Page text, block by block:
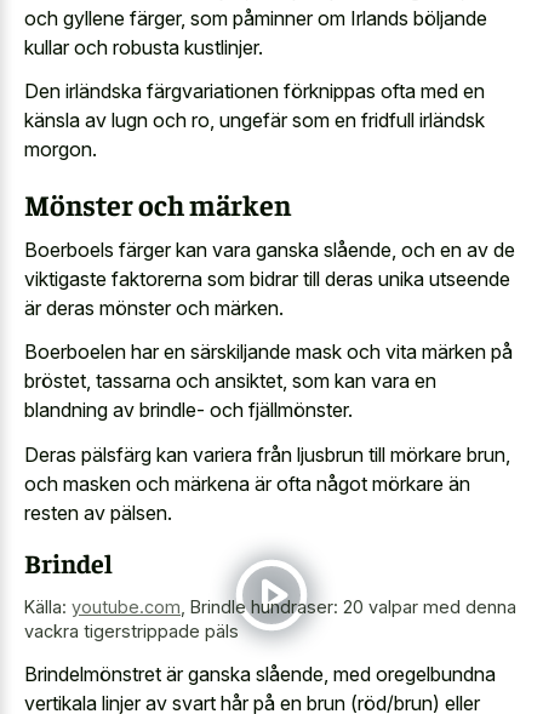
och gyllene färger, som påminner om Irlands böljande
kullar och robusta kustlinjer.
Den irländska färgvariationen förknippas ofta med en
känsla av lugn och ro, ungefär som en fridfull irländsk
morgon.
Mönster och märken
Boerboels färger kan vara ganska slående, och en av de
viktigaste faktorerna som bidrar till deras unika utseende
är deras mönster och märken.
Boerboelen har en särskiljande mask och vita märken på
bröstet, tassarna och ansiktet, som kan vara en
blandning av brindle- och fjällmönster.
Deras pälsfärg kan variera från ljusbrun till mörkare brun,
och masken och märkena är ofta något mörkare än
resten av pälsen.
Brindel
Källa: youtube.com Brindle hundraser: 20 valpar med denna
vackra tigerstrippade päls
Brindelmönstret är ganska slående, med oregelbundna
vertikala linjer av svart hår på en brun (röd/brun) eller